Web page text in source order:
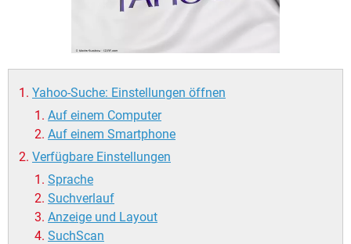
Yahoo-Suche: Einstellungen öffnen
Auf einem Computer
Auf einem Smartphone
Verfügbare Einstellungen
Sprache
Suchverlauf
Anzeige und Layout
SuchScan